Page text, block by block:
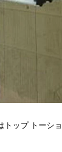
ップ トーシ